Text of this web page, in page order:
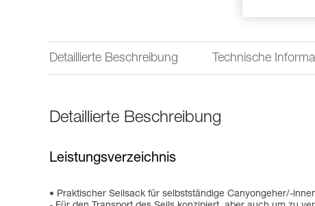
Detaillierte Beschreibung Technische
Detaillierte Beschreibung
Leistungsverzeichnis
Praktischer Seilsack für selbstständige Canyongeher/-